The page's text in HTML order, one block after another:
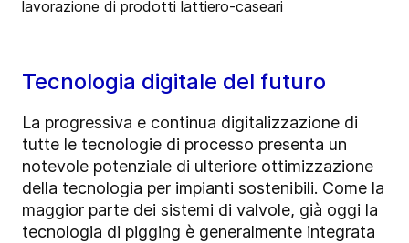
Tecnologia digitale del futuro
La progressiva e continua digitalizzazione di
tutte le tecnologie di processo presenta un
notevole potenziale di ulteriore ottimizzazione
della tecnologia per impianti sostenibili. Come la
maggior parte dei sistemi di valvole, già oggi la
tecnologia di pigging è generalmente integrata